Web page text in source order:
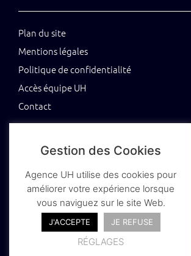
Plan du site
Mentions légales
Politique de confidentialité
Accès équipe UH
Contact
Tenez-vous au jus grâce à notre newsletter
Gestion des Cookies
Agence UH utilise des cookies pour
améliorer votre expérience lorsque
vous naviguez sur le site Web.
J'ACCEPTE JE REFUSE
RÉGLAGES